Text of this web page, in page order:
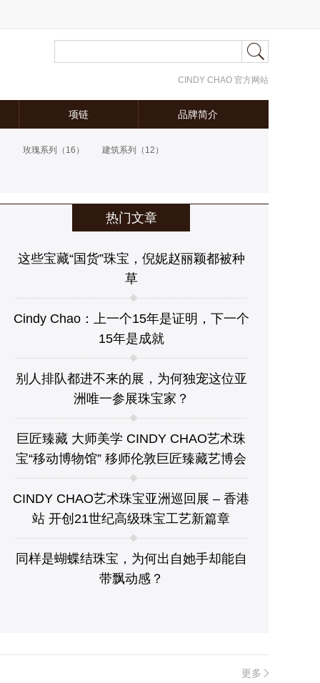
CINDY CHAO 官方网站
项链 品牌简介
玫瑰系列 （16） 建筑系列 （12）
热门文章
这些宝藏“国货”珠宝，倪妮赵丽颖都被种
草
Cindy Chao：上一个15年是证明，下一个
15年是成就
别人排队都进不来的展，为何独宠这位亚
洲唯一参展珠宝家？
巨匠臻藏 大师美学 CINDY CHAO艺术珠
宝“移动博物馆” 移师伦敦巨匠臻藏艺博会
CINDY CHAO艺术珠宝亚洲巡回展 – 香港
站 开创21世纪高级珠宝工艺新篇章
同样是蝴蝶结珠宝，为何出自她手却能自
带飘动感？
更多